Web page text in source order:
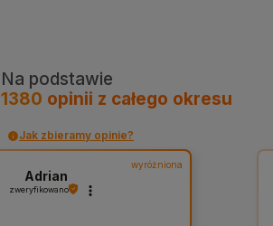
Na podstawie
1380 opinii z całego okresu
Jak zbieramy opinie?
wyróżniona
Adrian
zweryfikowano